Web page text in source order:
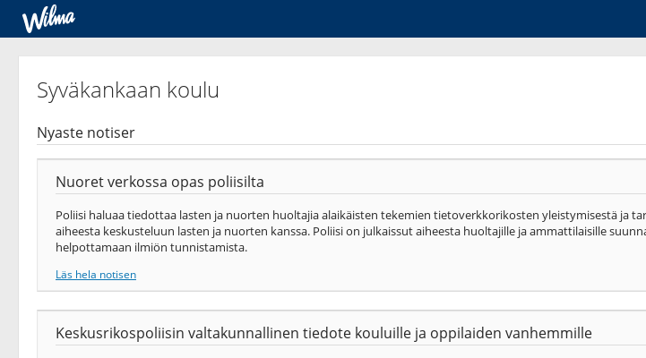
Syväkankaan koulu
Nyaste notiser
Nuoret verkossa opas poliisilta
Poliisi haluaa tiedottaa lasten ja nuorten huoltajia alaikäisten tekemien tietoverkkorikosten yleistymisestä ja
aiheesta keskusteluun lasten ja nuorten kanssa. Poliisi on julkaissut aiheesta huoltajille ja ammattilaisille
helpottamaan ilmiön tunnistamista.
Läs hela notisen
Keskusrikospoliisin valtakunnallinen tiedote kouluille ja oppilaiden vanhemmille